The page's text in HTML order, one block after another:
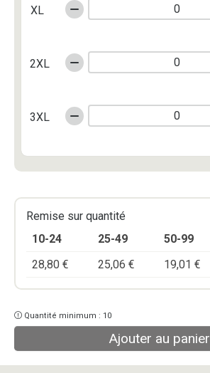
XL
2XL
3XL
Remise sur quantité
10-24
25-49 50-99
28,80 € 25,06 € 19,01 €
Quantité minimum : 10
Ajouter au panier